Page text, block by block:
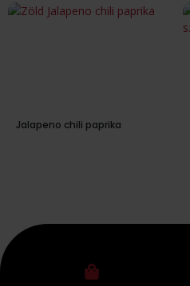
Jalapeno chili paprika